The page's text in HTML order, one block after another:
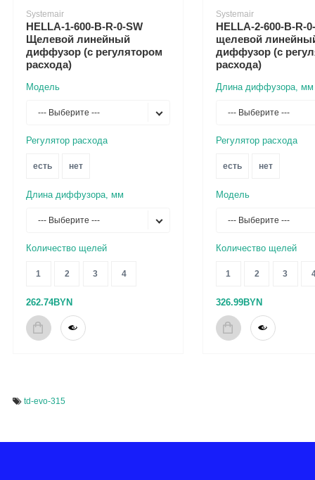
Systemair
HELLA-1-600-B-R-0-SW
Щелевой линейный
диффузор (с регулятором
расхода)
Модель
--- Выберите ---
Регулятор расхода
есть нет
Длина диффузора, мм
--- Выберите ---
Количество щелей
1 2 3 4
262.74BYN
Systemair
HELLA-2-600-B-R-
щелевой
диффузор (с
расхода)
Длина диффузора, мм
--- Выберите ---
Регулятор расхода
есть нет
Модель
--- Выберите ---
Количество щелей
1 2 3
326.99BYN
td-evo-315